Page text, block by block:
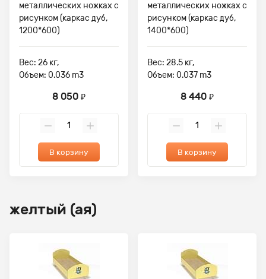
металлических ножках с
рисунком (каркас дуб,
1200*600)
Вес: 26 кг,
Объем: 0.036 m3
8 050 ₽
В корзину
металлических ножках с
рисунком (каркас дуб,
1400*600)
Вес: 28.5 кг,
Объем: 0.037 m3
8 440 ₽
В корзину
желтый (ая)